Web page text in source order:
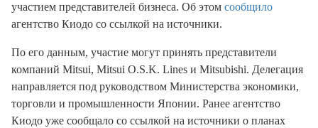
участием представителей бизнеса. Об этом сообщило
агентство Киодо со ссылкой на источники.
По его данным, участие могут принять представители
компаний Mitsui, Mitsui O.S.K. Lines и Mitsubishi. Делегация
направляется под руководством Министерства экономики,
торговли и промышленности Японии. Ранее агентство
Киодо уже сообщало со ссылкой на источники о планах